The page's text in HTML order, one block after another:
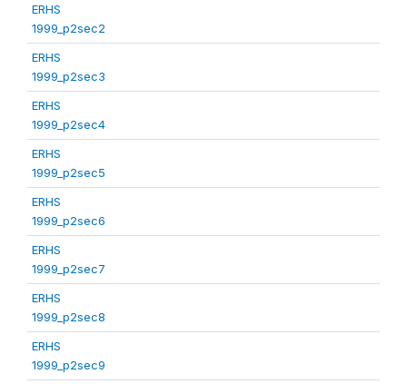
ERHS
1999_p2sec2
ERHS
1999_p2sec3
ERHS
1999_p2sec4
ERHS
1999_p2sec5
ERHS
1999_p2sec6
ERHS
1999_p2sec7
ERHS
1999_p2sec8
ERHS
1999_p2sec9